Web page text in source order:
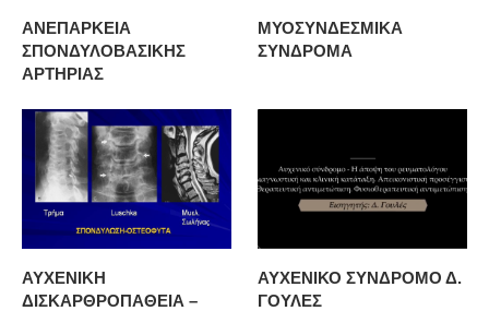
ΑΝΕΠΑΡΚΕΙΑ
ΣΠΟΝΔΥΛΟΒΑΣΙΚΗΣ
ΑΡΤΗΡΙΑΣ
ΜΥΟΣΥΝΔΕΣΜΙΚΑ
ΣΥΝΔΡΟΜΑ
ΑΥΧΕΝΙΚΗ
ΔΙΣΚΑΡΘΡΟΠΑΘΕΙΑ –
ΑΥΧΕΝΙΚΟ ΣΥΝΔΡΟΜΟ Δ.
ΓΟΥΛΕΣ